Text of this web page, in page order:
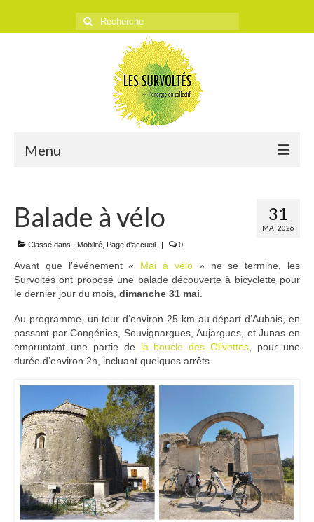
Rechercher
:
Menu
L’ASSOCIATION
Historique
Objectifs
Presse
Adhérer
PROJETS
LE WATT CITOYEN
Parc Photovoltaïque
Structure juridique
Les lettres aux sociétaires
Inauguration du parc
31
MAI 2026
Balade à vélo
Classé dans : Mobilité Page d'accueil | 0
Avant que l’événement « Mai à vélo» ne se termine, les
Survoltés ont proposé une balade découverte à bicyclette pour
le dernier jour du mois, dimanche 31 mai
Au programme, un tour d’environ 25 km au départ d’Aubais, en
passant par Congénies, Souvignargues, Aujargues, et Junas en
empruntant une partie de la boucle des Olivettes , pour une
durée d’environ 2h, incluant quelques arrêts.